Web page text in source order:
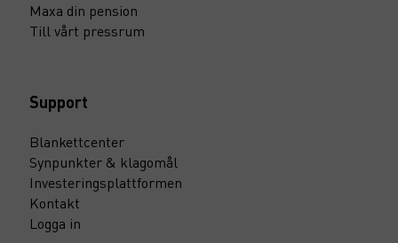
Maxa din pension
Till vårt pressrum
Support
Blankettcenter
Synpunkter & klagomål
Investeringsplattformen
Kontakt
Logga in